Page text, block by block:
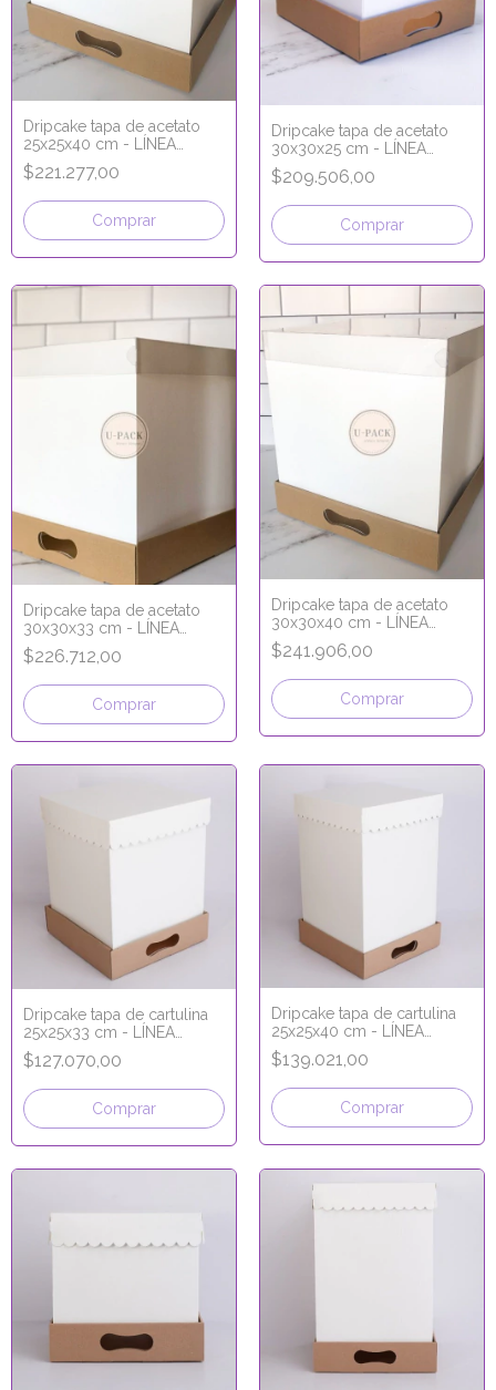
Dripcake tapa de acetato
25x25x40 cm - LÍNEA
PREMIUM
$221.277,00
Comprar
Dripcake tapa de acetato
30x30x25 cm - LÍNEA
PREMIUM
$209.506,00
Comprar
Dripcake tapa de acetato
30x30x33 cm - LÍNEA
PREMIUM
$226.712,00
Comprar
Dripcake tapa de acetato
30x30x40 cm - LÍNEA
PREMIUM
$241.906,00
Comprar
Dripcake tapa de cartulina
25x25x33 cm - LÍNEA
PREMIUM
$127.070,00
Comprar
Dripcake tapa de cartulina
25x25x40 cm - LÍNEA
PREMIUM
$139.021,00
Comprar